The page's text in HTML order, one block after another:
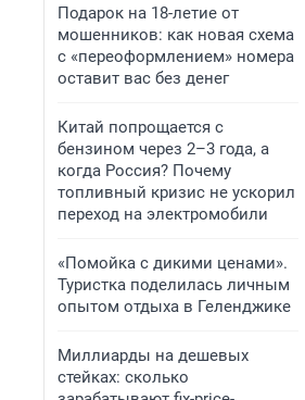
Подарок на 18-летие от
мошенников: как новая схема
с «переоформлением» номера
оставит вас без денег
Китай попрощается с
бензином через 2–3 года, а
когда Россия? Почему
топливный кризис не ускорил
переход на электромобили
«Помойка с дикими ценами».
Туристка поделилась личным
опытом отдыха в Геленджике
Миллиарды на дешевых
стейках: сколько